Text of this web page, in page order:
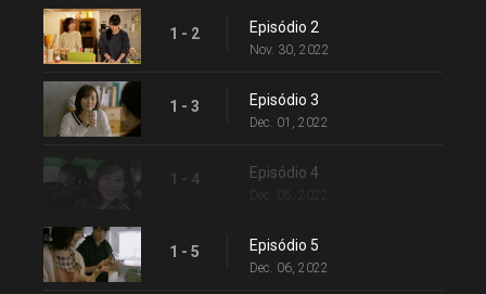
1 - 2 Episódio 2
Nov. 30, 2022
1 - 3 Episódio 3
Dec. 01, 2022
1 - 4 Episódio 4
1 - 5 Episódio 5
Dec. 06, 2022